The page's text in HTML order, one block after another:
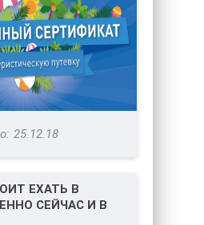
25.12.18
ЕХАТЬ В
СЕЙЧАС И В